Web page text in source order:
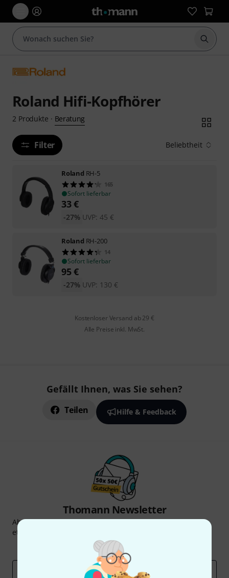
Suche
Roland Hifi-Kopfhörer
2 Produkte · Beratung
Filter Beliebtheit
Roland RH-5
165
Sofort lieferbar
33€
UVP: 45 €
-27%
Roland RH-200
14
Sofort lieferbar
95€
UVP: 130 €
-27%
Kostenloser Versand ab 29 €
Alle Preise inkl. MwSt.
Gefällt Ihnen, was Sie sehen?
Teilen Hilfe & Feedback
Thomann Newsletter
Abonniere den Thomann Newsletter und gewinne mit
etwas Glück einen von
Inspirierende Beiträge
Deals